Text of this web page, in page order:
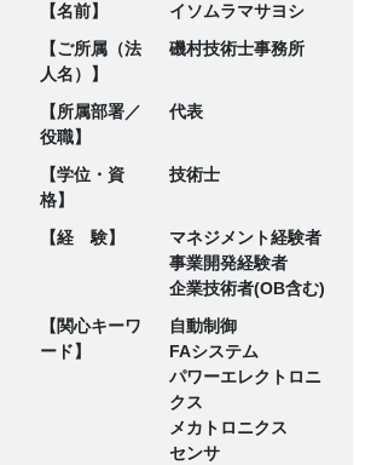
【名前】
イソムラマサヨシ
【ご所属（法
人名）】
磯村技術士事務所
【所属部署／
役職】
代表
【学位・資
格】
技術士
【経 験】
マネジメント経験者
事業開発経験者
企業技術者(OB含む)
【関心キーワ
ード】
自動制御
FAシステム
パワーエレクトロニ
クス
メカトロニクス
センサ